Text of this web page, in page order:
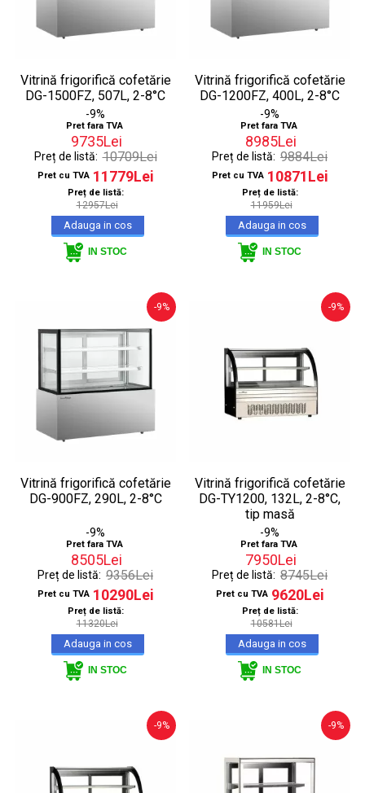
Vitrină frigorifică cofetărie
DG-1500FZ, 507L, 2-8°C
-9%
Pret fara TVA
9735Lei
Preț de listă: 10709Lei
Pret cu TVA 11779Lei
Preț de listă:
12957Lei
IN STOC
Vitrină frigorifică cofetărie
DG-1200FZ, 400L, 2-8°C
-9%
Pret fara TVA
8985Lei
Preț de listă: 9884Lei
Pret cu TVA 10871Lei
Preț de listă:
11959Lei
IN STOC
-9%
Vitrină frigorifică cofetărie
DG-900FZ, 290L, 2-8°C
-9%
Pret fara TVA
8505Lei
Preț de listă: 9356Lei
Pret cu TVA 10290Lei
Preț de listă:
11320Lei
IN STOC
-9%
Vitrină frigorifică cofetărie
DG-TY1200, 132L, 2-8°C,
tip masă
-9%
Pret fara TVA
7950Lei
Preț de listă: 8745Lei
Pret cu TVA 9620Lei
Preț de listă:
10581Lei
IN STOC
-9% -9%